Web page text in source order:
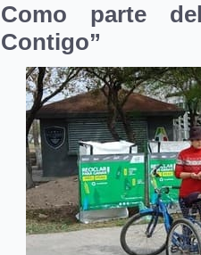
Como parte
Contigo”